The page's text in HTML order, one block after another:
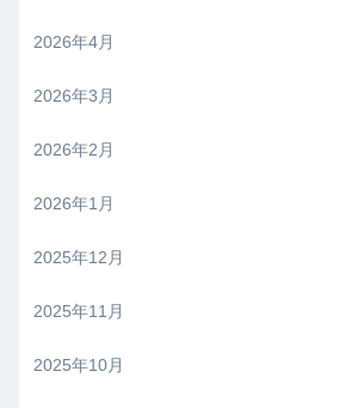
2026年4月
2026年3月
2026年2月
2026年1月
2025年12月
2025年11月
2025年10月